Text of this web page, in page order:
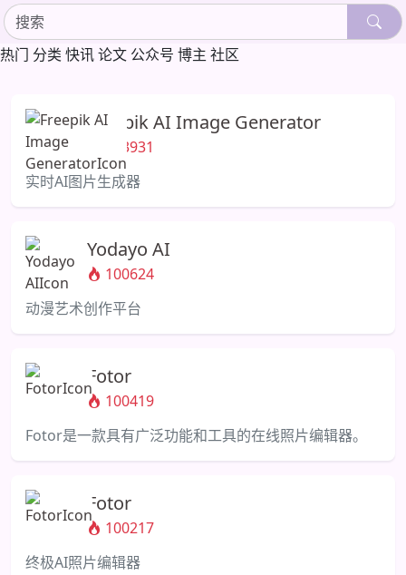
热门 分类 快讯论文 公众号 博主 社区
Freepik AI Image Generator
103931
实时AI图片生成器
Yodayo AI
100624
动漫艺术创作平台
Fotor
100419
Fotor是一款具有广泛功能和工具的在线照片编辑器。
Fotor
100217
终极AI照片编辑器